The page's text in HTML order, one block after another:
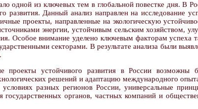
одной из ключевых тем в глобальной повестке дня. В
Данный анализ направлен на исследование
проекты, направленные на экологическую
энергии, устойчивым сельским хозяйством,
Особое внимание уделено ключевым факторам успеха
секторами. В результате анализа были
устойчивого развития в России возможны
решений и адаптацию международного
условиях разных регионов России, универсальные
органов, частных компаний и